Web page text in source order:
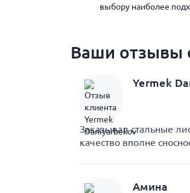
выбору наиболее
Ваши отзывы
Yermek
Заказывал стальные
качество вполне
Амина